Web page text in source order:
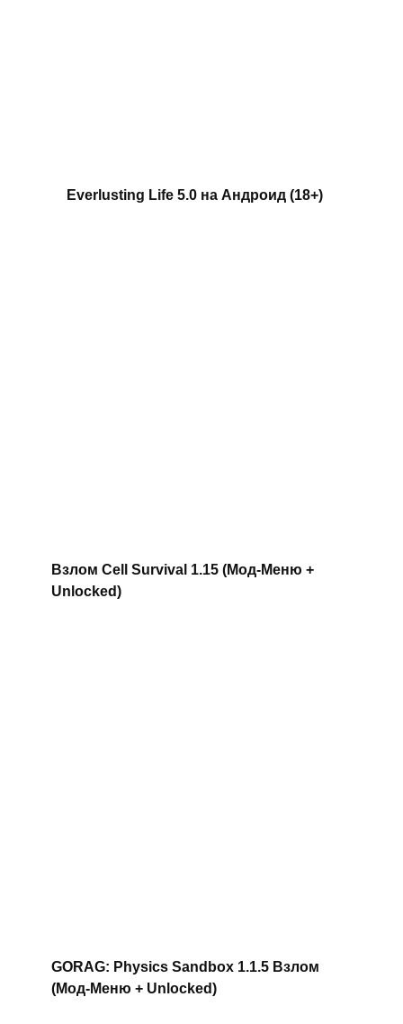
Everlusting Life 5.0 на Андроид (18+)
Взлом Cell Survival 1.15 (Мод-Меню +
Unlocked)
GORAG: Physics Sandbox 1.1.5 Взлом
(Мод-Меню + Unlocked)